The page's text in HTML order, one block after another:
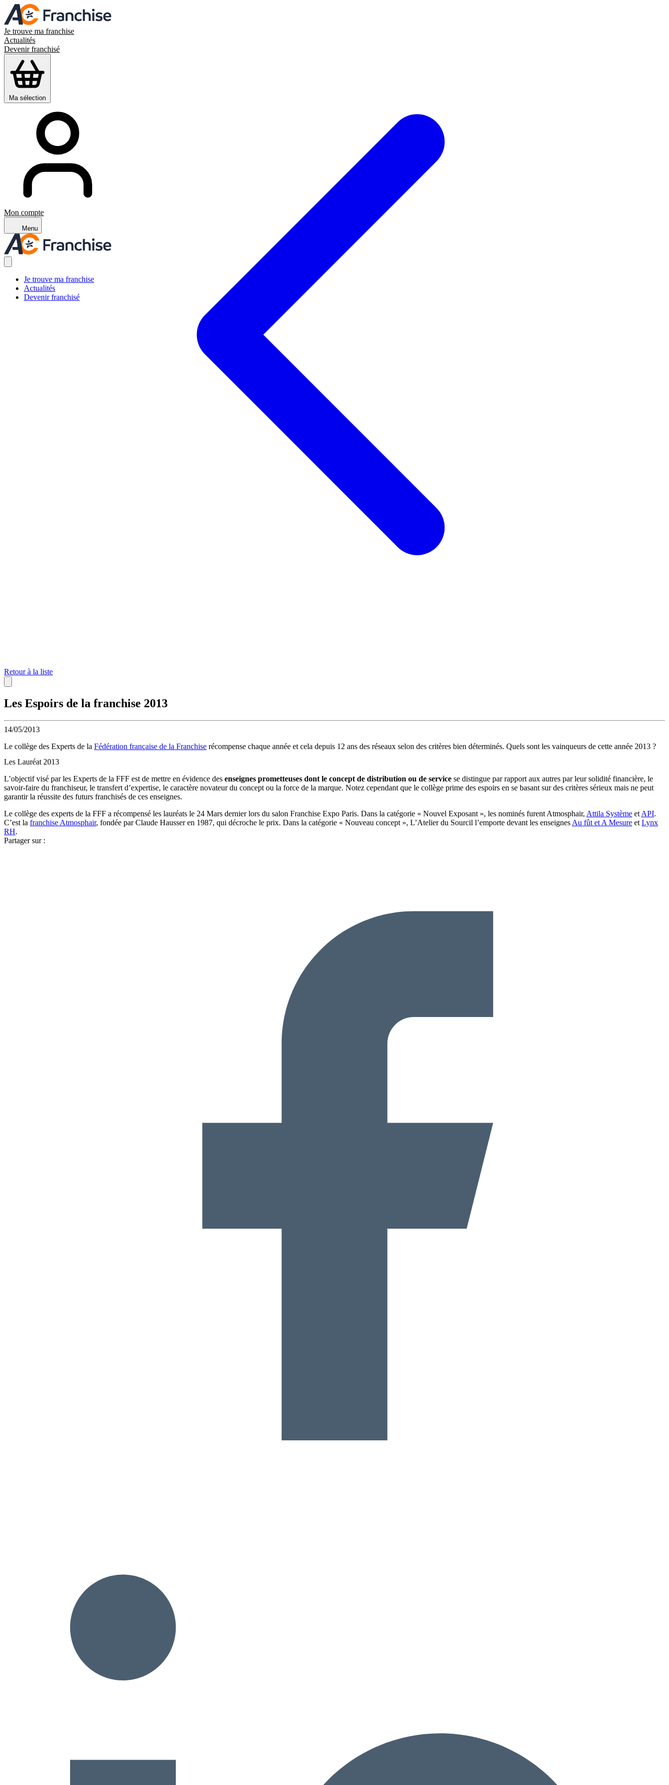
Je trouve ma franchise
Actualités
Devenir franchisé
Ma sélection
Mon compte
Menu
Je trouve ma franchise
Actualités
Devenir franchisé
Retour à la liste
Les Espoirs de la franchise 2013
14/05/2013
Le collège des Experts de la Fédération française de la Franchise récompense chaque année et cela depuis 12 ans des réseaux selon des critères bien déterminés. Quels sont les vainqueurs de cette année 2013 ?
Les Lauréat 2013
L’objectif visé par les Experts de la FFF est de mettre en évidence des enseignes prometteuses dont le concept de distribution ou de service se distingue par rapport aux autres par leur solidité financière, le
savoir-faire du franchiseur, le transfert d’expertise, le caractère novateur du concept ou la force de la marque. Notez cependant que le collège prime des espoirs en se basant sur des critères sérieux mais ne peut
garantir la réussite des futurs franchisés de ces enseignes.
Le collège des experts de la FFF a récompensé les lauréats le 24 Mars dernier lors du salon Franchise Expo Paris. Dans la catégorie « Nouvel Exposant », les nominés furent Atmosphair, Attila Système et API.
C’est la franchise Atmosphair, fondée par Claude Hausser en 1987, qui décroche le prix. Dans la catégorie « Nouveau concept », L’Atelier du Sourcil l’emporte devant les enseignes Au fût et A Mesure et Lynx
RH.
Partager sur :